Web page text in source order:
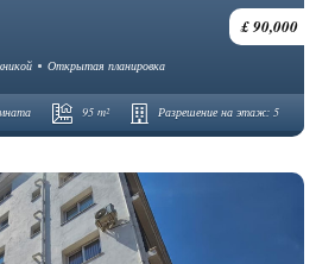
£ 90,000
Открытая планировка
95 m² Разрешение на этаж: 5